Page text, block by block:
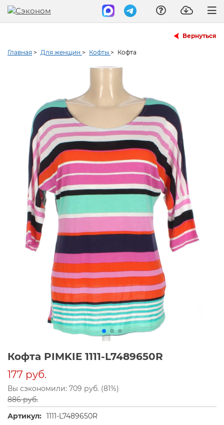
Вернуться
Главная > Для женщин > Кофты > Кофта
Кофта PIMKIE 1111-L7489650R
177 руб.
Вы сэкономили: 709 руб. (81%)
886 руб.
Артикул: 1111-L7489650R